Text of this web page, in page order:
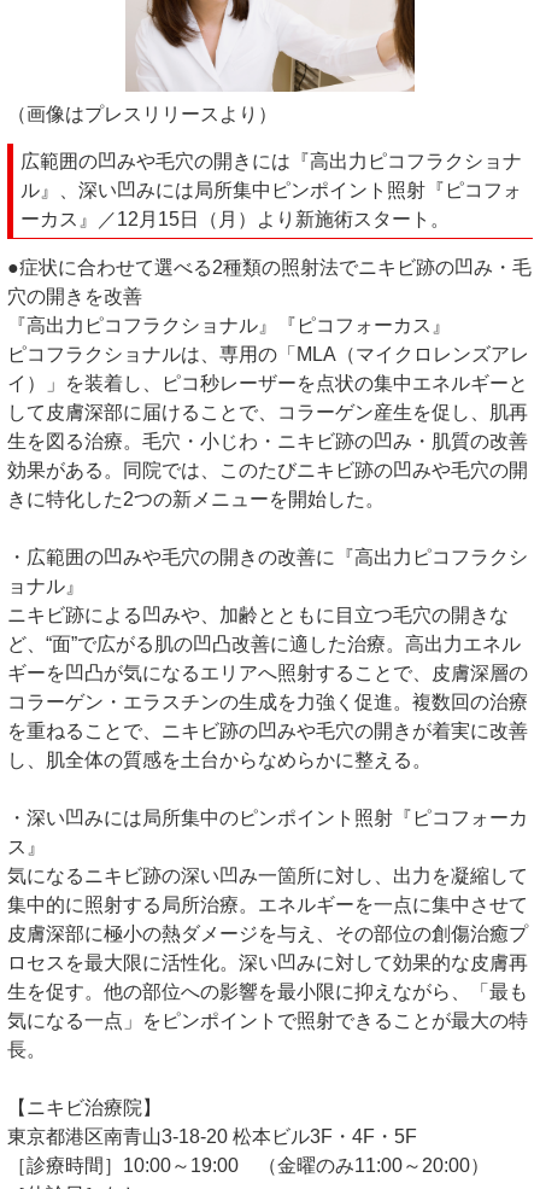
（画像はプレスリリースより）
広範囲の凹みや毛穴の開きには『高出力ピコフラクショナ
ル』、深い凹みには局所集中ピンポイント照射『ピコフォ
ーカス』／12月15日（月）より新施術スタート。
●症状に合わせて選べる2種類の照射法でニキビ跡の凹み・毛
穴の開きを改善
『高出力ピコフラクショナル』『ピコフォーカス』
ピコフラクショナルは、専用の「MLA（マイクロレンズアレ
イ）」を装着し、ピコ秒レーザーを点状の集中エネルギーと
して皮膚深部に届けることで、コラーゲン産生を促し、肌再
生を図る治療。毛穴・小じわ・ニキビ跡の凹み・肌質の改善
効果がある。同院では、このたびニキビ跡の凹みや毛穴の開
きに特化した2つの新メニューを開始した。
・広範囲の凹みや毛穴の開きの改善に『高出力ピコフラクシ
ョナル』
ニキビ跡による凹みや、加齢とともに目立つ毛穴の開きな
ど、“面”で広がる肌の凹凸改善に適した治療。高出力エネル
ギーを凹凸が気になるエリアへ照射することで、皮膚深層の
コラーゲン・エラスチンの生成を力強く促進。複数回の治療
を重ねることで、ニキビ跡の凹みや毛穴の開きが着実に改善
し、肌全体の質感を土台からなめらかに整える。
・深い凹みには局所集中のピンポイント照射『ピコフォーカ
ス』
気になるニキビ跡の深い凹み一箇所に対し、出力を凝縮して
集中的に照射する局所治療。エネルギーを一点に集中させて
皮膚深部に極小の熱ダメージを与え、その部位の創傷治癒プ
ロセスを最大限に活性化。深い凹みに対して効果的な皮膚再
生を促す。他の部位への影響を最小限に抑えながら、「最も
気になる一点」をピンポイントで照射できることが最大の特
長。
【ニキビ治療院】
東京都港区南青山3-18-20 松本ビル3F・4F・5F
［診療時間］10:00～19:00 （金曜のみ11:00～20:00）